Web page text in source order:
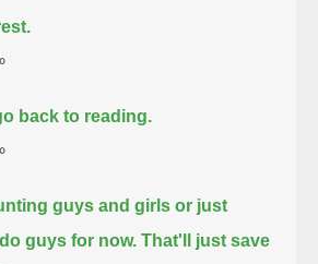
back to reading.
guys and girls or just
guys for now. That'll just save